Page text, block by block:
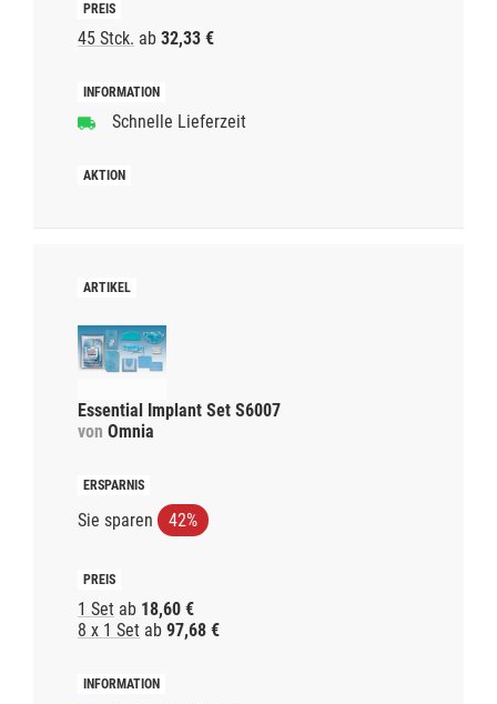
45 Stck. ab 32,33 €
Schnelle Lieferzeit
Essential Implant Set S6007
von Omnia
Sie sparen 42%
1 Set ab 18,60 €
8 x 1 Set ab 97,68 €